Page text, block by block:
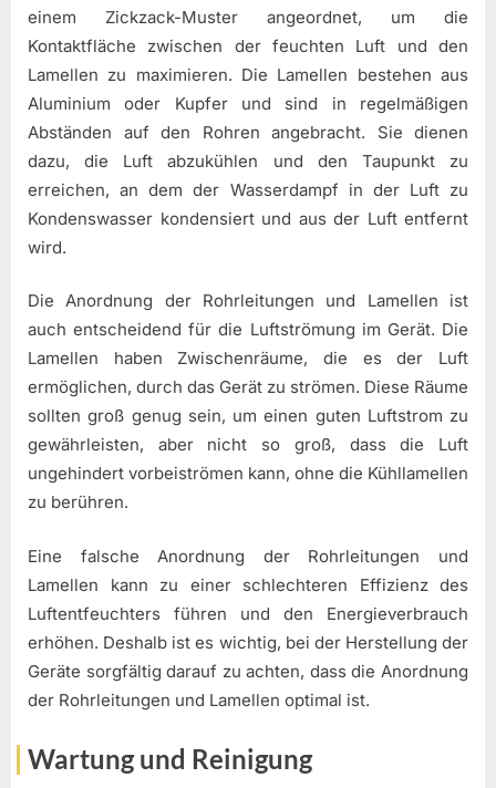
einem Zickzack-Muster angeordnet, um die
Kontaktfläche zwischen der feuchten Luft und den
Lamellen zu maximieren. Die Lamellen bestehen aus
Aluminium oder Kupfer und sind in regelmäßigen
Abständen auf den Rohren angebracht. Sie dienen
dazu, die Luft abzukühlen und den Taupunkt zu
erreichen, an dem der Wasserdampf in der Luft zu
Kondenswasser kondensiert und aus der Luft entfernt
wird.
Die Anordnung der Rohrleitungen und Lamellen ist
auch entscheidend für die Luftströmung im Gerät. Die
Lamellen haben Zwischenräume, die es der Luft
ermöglichen, durch das Gerät zu strömen. Diese Räume
sollten groß genug sein, um einen guten Luftstrom zu
gewährleisten, aber nicht so groß, dass die Luft
ungehindert vorbeiströmen kann, ohne die Kühllamellen
zu berühren.
Eine falsche Anordnung der Rohrleitungen und
Lamellen kann zu einer schlechteren Effizienz des
Luftentfeuchters führen und den Energieverbrauch
erhöhen. Deshalb ist es wichtig, bei der Herstellung der
Geräte sorgfältig darauf zu achten, dass die Anordnung
der Rohrleitungen und Lamellen optimal ist.
Wartung und Reinigung